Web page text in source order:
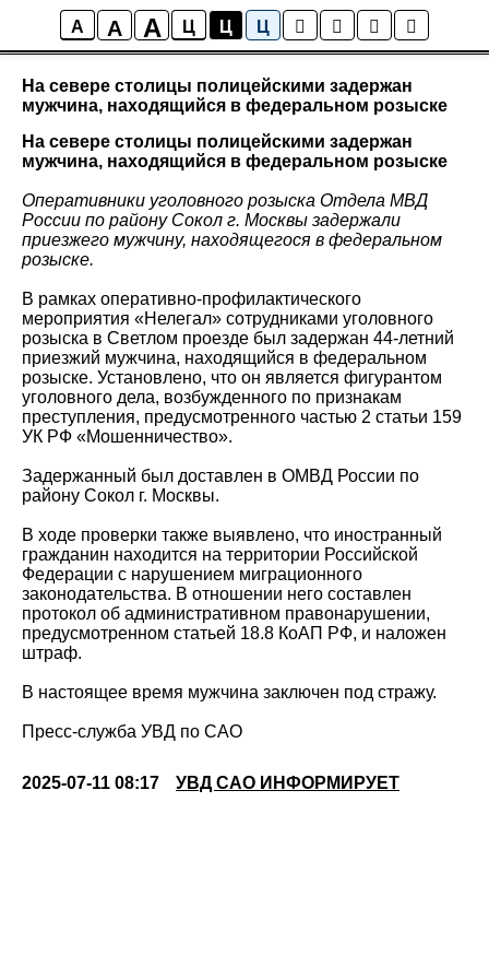
A A A Ц Ц Ц
Новости района Коптево
На севере столицы полицейскими задержан
мужчина, находящийся в федеральном розыске
На севере столицы полицейскими задержан
мужчина, находящийся в федеральном розыске
Оперативники уголовного розыска Отдела МВД
России по району Сокол г. Москвы задержали
приезжего мужчину, находящегося в федеральном
розыске.
В рамках оперативно-профилактического
мероприятия «Нелегал» сотрудниками уголовного
розыска в Светлом проезде был задержан 44-летний
приезжий мужчина, находящийся в федеральном
розыске. Установлено, что он является фигурантом
уголовного дела, возбужденного по признакам
преступления, предусмотренного частью 2 статьи 159
УК РФ «Мошенничество».
Задержанный был доставлен в ОМВД России по
району Сокол г. Москвы.
В ходе проверки также выявлено, что иностранный
гражданин находится на территории Российской
Федерации с нарушением миграционного
законодательства. В отношении него составлен
протокол об административном правонарушении,
предусмотренном статьей 18.8 КоАП РФ, и наложен
штраф.
В настоящее время мужчина заключен под стражу.
Пресс-служба УВД по САО
2025-07-11 08:17 УВД САО ИНФОРМИРУЕТ